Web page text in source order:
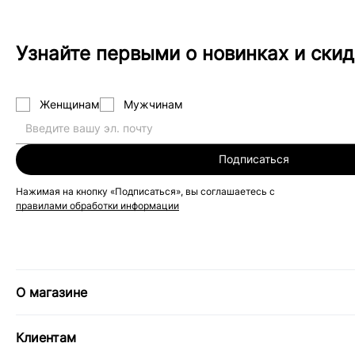
Узнайте первыми о новинках и
Женщинам Мужчинам
Подписаться
Нажимая на кнопку «Подписаться», вы соглашаетесь с
правилами обработки информации
О магазине
Клиентам